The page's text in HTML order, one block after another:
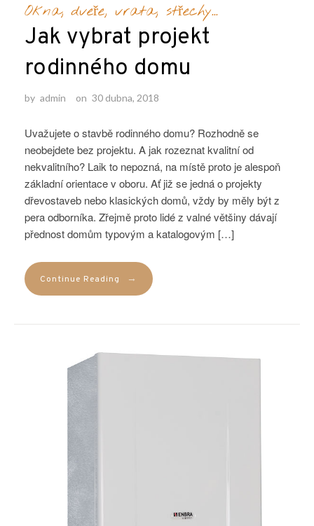
Okna, dveře, vrata, střechy...
Jak vybrat projekt
rodinného domu
by admin on 30 dubna, 2018
Uvažujete o stavbě rodinného domu? Rozhodně se
neobejdete bez projektu. A jak rozeznat kvalitní od
nekvalitního? Laik to nepozná, na místě proto je alespoň
základní orientace v oboru. Ať již se jedná o projekty
dřevostaveb nebo klasických domů, vždy by měly být z
pera odborníka. Zřejmě proto lidé z valné většiny dávají
přednost domům typovým a katalogovým […]
Continue Reading →